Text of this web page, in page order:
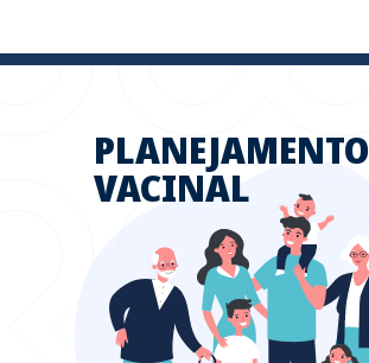
PLANEJAMENTO
VACINAL